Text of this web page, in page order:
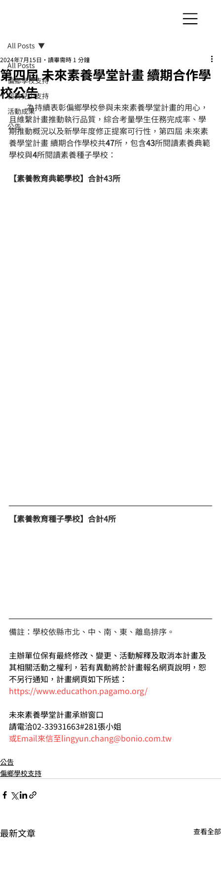
All Posts
偏鄉學校支持
弱勢兒少支持
活動成果
公告
All Posts
第四屆 未來素養學堂計畫 續期合作學
校公告
2024年7月15日 讀畢需時 1 分鐘
         為持續表彰偏鄉學校參與未來素養學堂計畫的用心，
且維繫計畫推動執行品質，綜合考量學生任務完成率、學
期推動概況以及新學年度修正提案可行性，第四屆 未來素
養學堂計畫 續期合作學校共47所，包含43所閱讀素養典範
學校與4所閱讀素養種子學校：
【素養教育典範學校】合計43所
【素養教育種子學校】合計4所
備註：學校依縣市北、中、南、東、離島排序。
主辦單位保有最終修改、變更、活動解釋及取消本計畫及
其相關活動之權利，若有異動將於計畫報名網頁說明，恕
不另行通知，計畫網頁如下所述：
https://www.educathon.pagamo.org/
未來素養學堂計畫承辦窗口
請電洽02-33931663#281張小姐
或Email來信至lingyun.chang@bonio.com.tw
公告
偏鄉學校支持
最新文章 查看全部